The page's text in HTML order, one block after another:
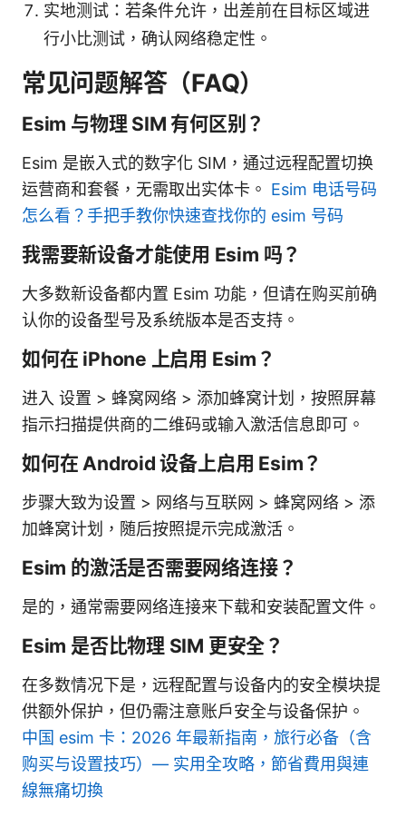
实地测试：若条件允许，出差前在目标区域进
行小比测试，确认网络稳定性。
常见问题解答（FAQ）
Esim 与物理 SIM 有何区别？
Esim 是嵌入式的数字化 SIM，通过远程配置切换
运营商和套餐，无需取出实体卡。 Esim 电话号码
怎么看？手把手教你快速查找你的 esim 号码
我需要新设备才能使用 Esim 吗？
大多数新设备都内置 Esim 功能，但请在购买前确
认你的设备型号及系统版本是否支持。
如何在 iPhone 上启用 Esim？
进入 设置 > 蜂窝网络 > 添加蜂窝计划，按照屏幕
指示扫描提供商的二维码或输入激活信息即可。
如何在 Android 设备上启用 Esim？
步骤大致为设置 > 网络与互联网 > 蜂窝网络 > 添
加蜂窝计划，随后按照提示完成激活。
Esim 的激活是否需要网络连接？
是的，通常需要网络连接来下载和安装配置文件。
Esim 是否比物理 SIM 更安全？
在多数情况下是，远程配置与设备内的安全模块提
供额外保护，但仍需注意账户安全与设备保护。
中国 esim 卡：2026 年最新指南，旅行必备（含
购买与设置技巧）— 实用全攻略，節省費用與連
線無痛切換